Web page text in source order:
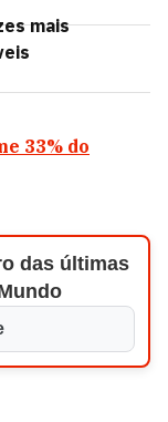
mais
33% do
das últimas